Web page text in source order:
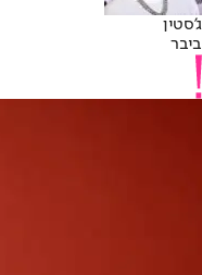
ג'סטין
ביבר